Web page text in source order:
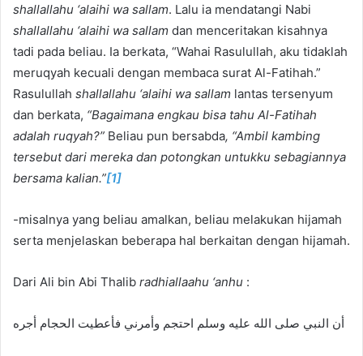
shallallahu ‘alaihi wa sallam. Lalu ia mendatangi Nabi
shallallahu ‘alaihi wa sallam dan menceritakan kisahnya
tadi pada beliau. Ia berkata, “Wahai Rasulullah, aku tidaklah
meruqyah kecuali dengan membaca surat Al-Fatihah.”
Rasulullah shallallahu ‘alaihi wa sallam lantas tersenyum
dan berkata, “Bagaimana engkau bisa tahu Al-Fatihah
adalah ruqyah?” Beliau pun bersabda, “Ambil kambing
tersebut dari mereka dan potongkan untukku sebagiannya
bersama kalian.”[1]
-misalnya yang beliau amalkan, beliau melakukan hijamah
serta menjelaskan beberapa hal berkaitan dengan hijamah.
Dari Ali bin Abi Thalib radhiallaahu ‘anhu :
أن النبي صلى الله عليه وسلم احتجم وأمرني فأعطيت الحجام أجره